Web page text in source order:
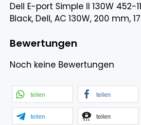
Dell E-port Simple II 130W 452-
Black, Dell, AC 130W, 200 mm,
Bewertungen
Noch keine Bewertungen
teilen teilen
teilen teilen